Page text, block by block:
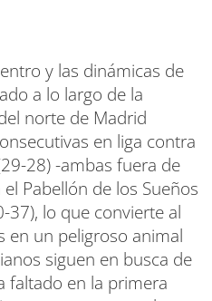
y las dinámicas de
a lo largo de la
norte de Madrid
en liga contra
28) -ambas fuera de
Pabellón de los Sueños
37), lo que convierte al
en un peligroso animal
siguen en busca de
faltado en la primera